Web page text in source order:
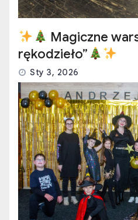
Magiczne
rękodzieło”
Sty 3, 2026